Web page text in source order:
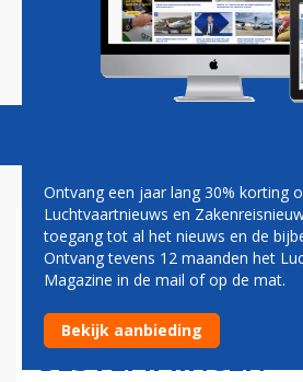
Magazine Podcasts
ETIHAD DUIKT IN
WIZZ AIR
AANKONDIGING
BESTEMMINGEN
Ontvang een jaar lang 30% korting
Luchtvaartnieuws en
toegang tot al het nieuws en de
Ontvang tevens 12 maanden het
Magazine in de mail of op de mat.
Bekijk aanbieding